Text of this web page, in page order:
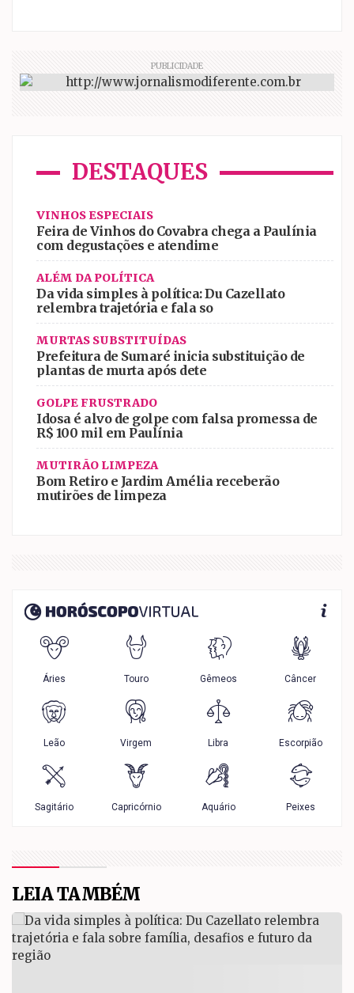
PUBLICIDADE
DESTAQUES
VINHOS ESPECIAIS
Feira de Vinhos do Covabra chega a Paulínia
com degustações e atendime
ALÉM DA POLÍTICA
Da vida simples à política: Du Cazellato
relembra trajetória e fala so
MURTAS SUBSTITUÍDAS
Prefeitura de Sumaré inicia substituição de
plantas de murta após dete
GOLPE FRUSTRADO
Idosa é alvo de golpe com falsa promessa de
R$ 100 mil em Paulínia
MUTIRÃO LIMPEZA
Bom Retiro e Jardim Amélia receberão
mutirões de limpeza
LEIA TAMBÉM